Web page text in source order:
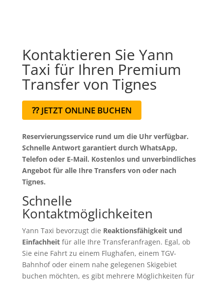
Kontaktieren Sie Yann
Taxi für Ihren Premium
Transfer von Tignes
⁇ JETZT ONLINE BUCHEN
Reservierungsservice rund um die Uhr verfügbar.
Schnelle Antwort garantiert durch WhatsApp,
Telefon oder E-Mail. Kostenlos und unverbindliches
Angebot für alle Ihre Transfers von oder nach
Tignes.
Schnelle
Kontaktmöglichkeiten
Yann Taxi bevorzugt die Reaktionsfähigkeit und
Einfachheitfür alle Ihre Transferanfragen. Egal, ob
Sie eine Fahrt zu einem Flughafen, einem TGV-
Bahnhof oder einem nahe gelegenen Skigebiet
buchen möchten, es gibt mehrere Möglichkeiten für